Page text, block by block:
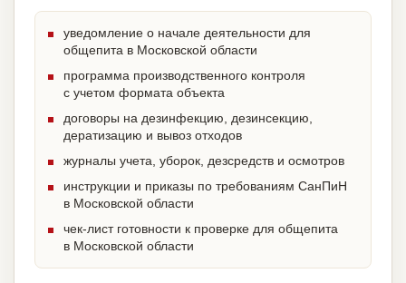
уведомление о начале деятельности для
общепита в Московской области
программа производственного контроля
с учетом формата объекта
договоры на дезинфекцию, дезинсекцию,
дератизацию и вывоз отходов
журналы учета, уборок, дезсредств и осмотров
инструкции и приказы по требованиям СанПиН
в Московской области
чек-лист готовности к проверке для общепита
в Московской области